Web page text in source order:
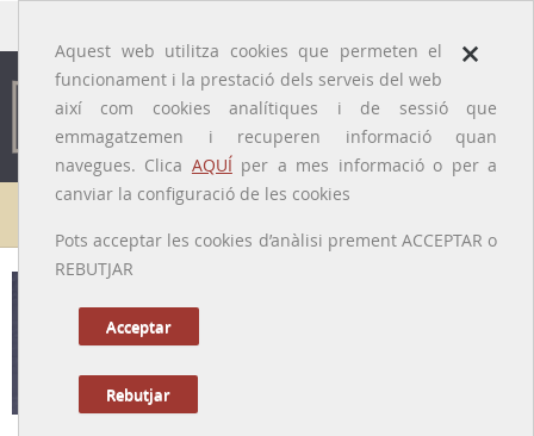
×
Aquest web utilitza cookies que permeten el
funcionament i la prestació dels serveis del web
així com cookies analítiques i de sessió que
emmagatzemen i recuperen informació quan
navegues. Clica AQUÍper a mes informació o per a
canviar la configuració de les cookies
Pots acceptar les cookies d’anàlisi prement ACCEPTAR o
REBUTJAR
Acceptar
Rebutjar
Galeria de metges